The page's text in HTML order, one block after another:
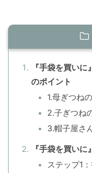
『手袋を買い
のポイント
1.母ぎつね
2.子ぎつね
3.帽子屋さ
『手袋を買い
ステップ1